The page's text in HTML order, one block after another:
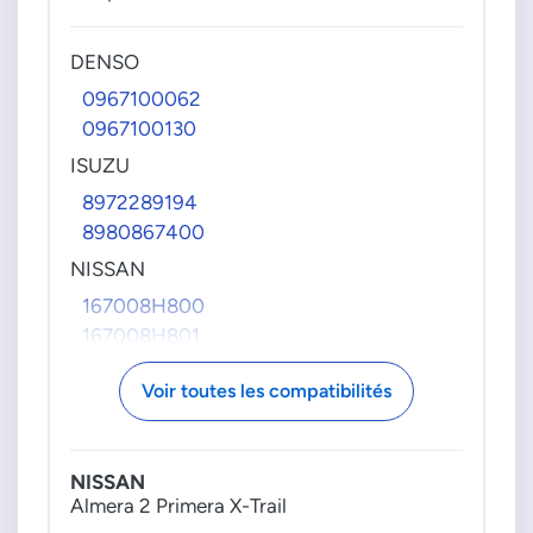
16700VM01D
170015DD0D
ISUZU
8973113737
8973762696
8980924670
8980924671
8980924673
8980924675
8980924676
8980924678
8980924679
DENSO
0967100062
0967100130
ISUZU
8972289194
8980867400
NISSAN
167008H800
167008H801
167008H80D
OPEL
97228919
Voir toutes les compatibilités
NISSAN
Almera 2 Primera X-Trail